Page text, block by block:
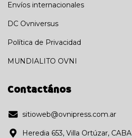
Envíos internacionales
DC Ovniversus
Política de Privacidad
MUNDIALITO OVNI
Contactános
sitioweb@ovnipress.com.ar
Heredia 653, Villa Ortúzar, CABA